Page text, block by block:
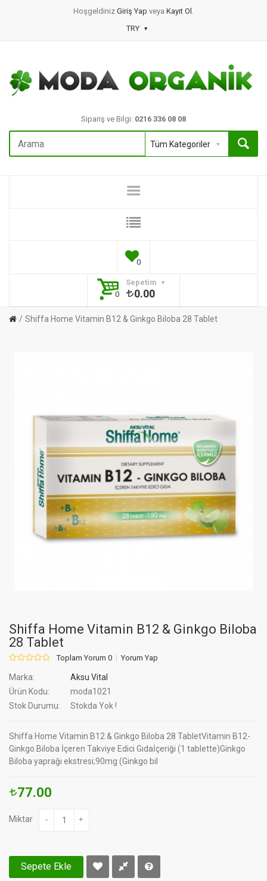
Hoşgeldiniz Giriş Yap veya Kayıt Ol .
TRY
Sipariş ve Bilgi: 0216 336 08 08
0
Sepetim
0
0.00
Shiffa Home Vitamin B12 & Ginkgo Biloba 28 Tablet
Shiffa Home Vitamin B12 & Ginkgo Biloba
28 Tablet
Toplam Yorum 0 Yorum Yap
Marka:
Aksu Vital
Ürün Kodu:
moda1021
Stok Durumu:
Stokda Yok !
Shiffa Home Vitamin B12 & Ginkgo Biloba 28 TabletVitamin B12-
Ginkgo Biloba İçeren Takviye Edici Gıdaİçeriği (1 tablette)Ginkgo
Biloba yaprağı ekstresi;90mg (Ginkgo bil
77.00
Miktar - +
Sepete Ekle